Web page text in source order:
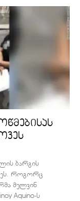
ბარგის
როგორც
მელვინ
Aquino-ს